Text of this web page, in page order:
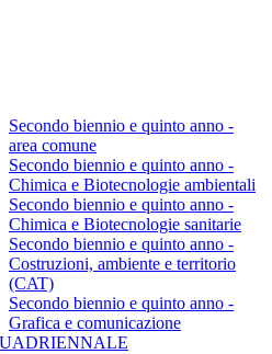
Secondo biennio e quinto anno -
area comune
Secondo biennio e quinto anno -
Chimica e Biotecnologie ambientali
Secondo biennio e quinto anno -
Chimica e Biotecnologie sanitarie
Secondo biennio e quinto anno -
Costruzioni, ambiente e territorio
(CAT)
Secondo biennio e quinto anno -
Grafica e comunicazione